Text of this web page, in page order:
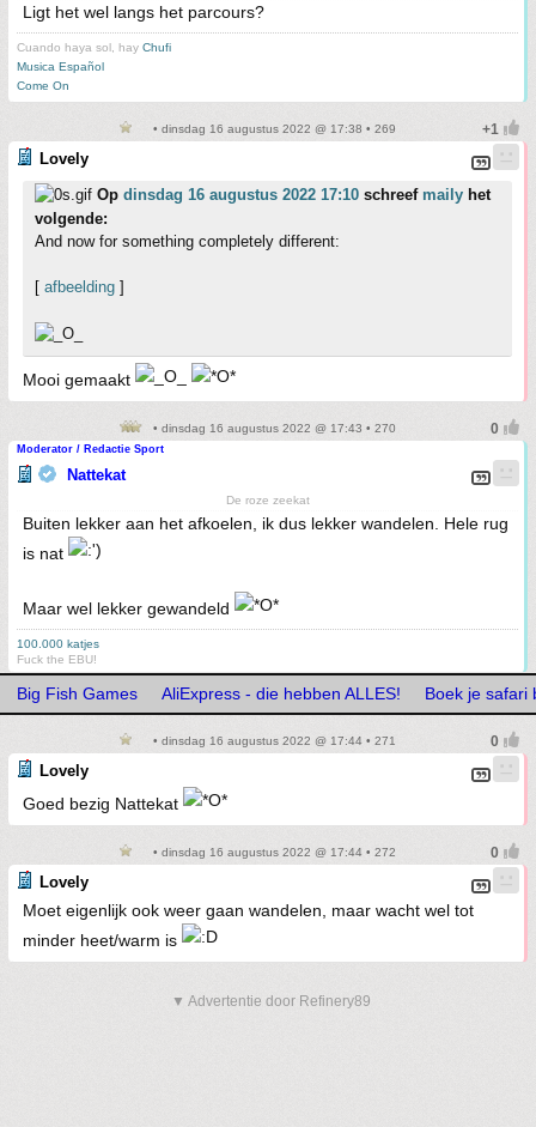
Ligt het wel langs het parcours?
Cuando haya sol, hay Chufi
Musica Español
Come On
• dinsdag 16 augustus 2022 @ 17:38 • 269
Lovely
Op dinsdag 16 augustus 2022 17:10 schreef maily het
volgende:
And now for something completely different:
[ afbeelding ]
Mooi gemaakt
• dinsdag 16 augustus 2022 @ 17:43 • 270
Moderator / Redactie Sport
Nattekat
De roze zeekat
Buiten lekker aan het afkoelen, ik dus lekker wandelen. Hele rug
is nat
Maar wel lekker gewandeld
100.000 katjes
Fuck the EBU!
Big Fish Games AliExpress - die hebben ALLES! Boek je safari
• dinsdag 16 augustus 2022 @ 17:44 • 271
Lovely
Goed bezig Nattekat
• dinsdag 16 augustus 2022 @ 17:44 • 272
Lovely
Moet eigenlijk ook weer gaan wandelen, maar wacht wel tot
minder heet/warm is
▼ Advertentie door Refinery89